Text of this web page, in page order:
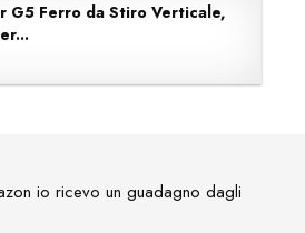
G5 Ferro da Stiro Verticale,
io ricevo un guadagno dagli